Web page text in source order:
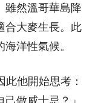
雖然溫哥華島降
合大麥生長。此
洋性氣候。
他開始思考：